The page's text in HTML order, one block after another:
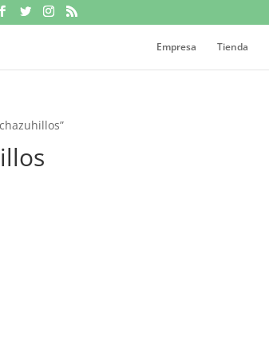
Empresa Tienda